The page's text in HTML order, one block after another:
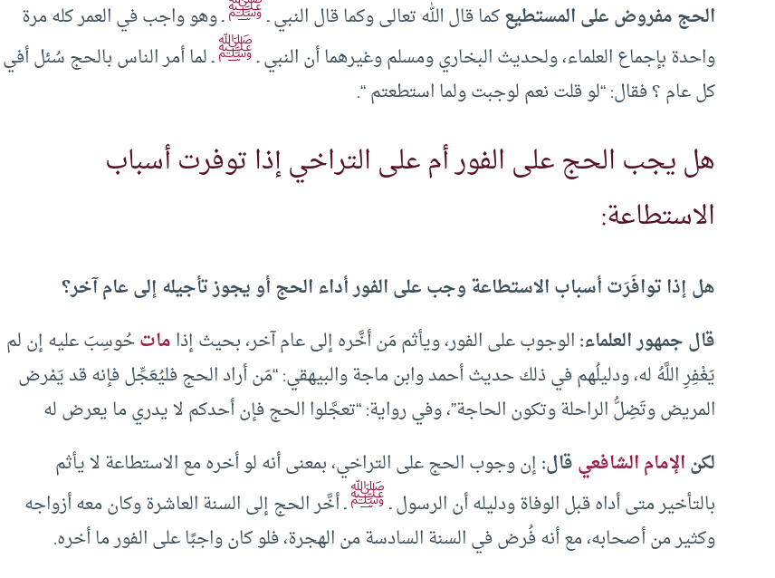
الحج مفروض على المستطيعكما قال الله تعالى وكما قال النبي ـﷺـ وهو واجب في العمر كله مرة
واحدة بإجماع العلماء، ولحديث البخاري ومسلم وغيرهما أن النبي ـﷺـ لما أمر الناس بالحج سُئل أفي
كل عام ؟ فقال: “لو قلت نعم لوجبت ولما استطعتم “.
هل يجب الحج على الفور أم على التراخي إذا توفرت أسباب
الاستطاعة:
هل إذا توافَرَت أسباب الاستطاعة وجب على الفور أداء الحج أو يجوز تأجيله إلى عام آخر؟
قال جمهور العلماء:الوجوب على الفور، ويأثم مَن أخَّره إلى عام آخر، بحيث إذاماتحُوسِبَ عليه إن لم
يَغْفِرِ اللَّهُ له، ودليلُهم في ذلك حديث أحمد وابن ماجة والبيهقي: “مَن أراد الحج فليُعَجِّل فإنه قد يَمْرض
المريض وتَضِلُّ الراحلة وتكون الحاجة”، وفي رواية: “تعجَّلوا الحج فإن أحدكم لا يدري ما يعرض له
لكنالإمام الشافعيقال:إن وجوب الحج على التراخي، بمعنى أنه لو أخره مع الاستطاعة لا يأثم
بالتأخير متى أداه قبل الوفاة ودليله أن الرسول ـﷺـ أخَّر الحج إلى السنة العاشرة وكان معه أزواجه
وكثير من أصحابه، مع أنه فُرض في السنة السادسة من الهجرة، فلو كان واجبًا على الفور ما أخره.